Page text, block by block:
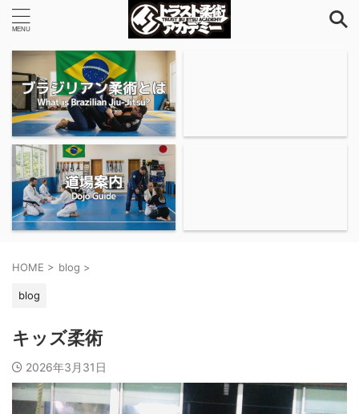
HOME > blog >
blog
キッズ柔術
2026年3月31日